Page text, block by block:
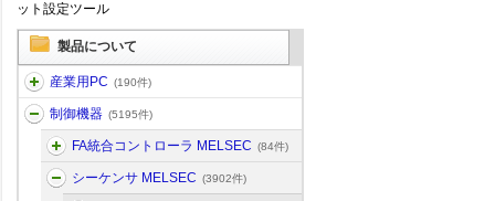
ット設定ツール
製品について
産業用PC (190件)
制御機器 (5195件)
FA統合コントローラ MELSEC (84件)
シーケンサ MELSEC (3902件)